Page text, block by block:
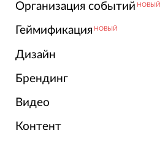
Организация событий НОВЫЙ
Геймификация НОВЫЙ
Дизайн
Брендинг
Видео
Контент